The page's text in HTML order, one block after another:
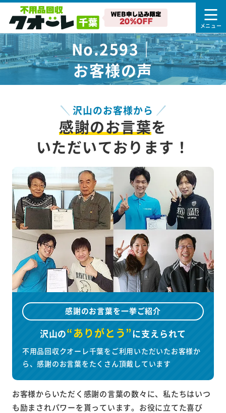
No.2593｜
お客様の声
沢山のお客様から
感謝のお言葉を
いただいております！
感謝のお言葉を一挙ご紹介
沢山の“ありがとう”に支えられて
不用品回収クオーレ千葉をご利用いただいたお客様か
ら、感謝のお言葉をたくさん頂戴しています
お客様からいただく感謝の言葉の数々に、私たちはいつ
も励まされパワーを貰っています。お役に立てた喜び